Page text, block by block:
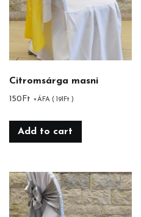
Citromsárga masni
150 Ft +ÁFA ( 191 Ft )
Add to cart